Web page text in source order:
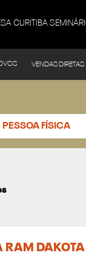
CURITIBA
VENDAS DIRETAS
PESSOA FÍSICA
RAM DAKOTA